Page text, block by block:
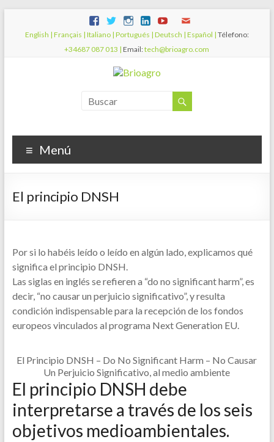
English | Français | Italiano | Portugués | Deutsch | Español | Télefono:
+34687 087 013 | Email:tech@brioagro.com
Menú
El principio DNSH
Por si lo habéis leído o leído en algún lado, explicamos qué
significa el principio DNSH.
Las siglas en inglés se refieren a “do no significant harm”, es
decir, “no causar un perjuicio significativo”, y resulta
condición indispensable para la recepción de los fondos
europeos vinculados al programa Next Generation EU.
El Principio DNSH – Do No Significant Harm – No Causar
Un Perjuicio Significativo, al medio ambiente
El principio DNSH debe
interpretarse a través de los seis
objetivos medioambientales.